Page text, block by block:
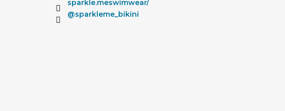
sparkle.meswimwear/
@sparkleme_bikini